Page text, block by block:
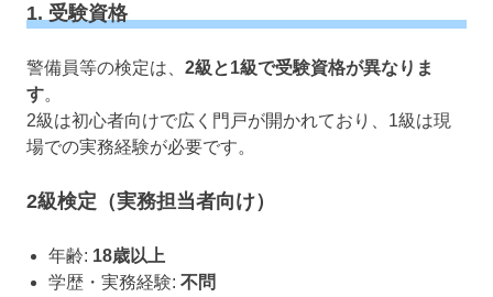
1. 受験資格
警備員等の検定は、 2級と1級で受験資格が異なりま
す。
2級は初心者向けで広く門戸が開かれており、1級は現
場での実務経験が必要です。
2級検定（実務担当者向け）
年齢: 18歳以上
学歴・実務経験: 不問